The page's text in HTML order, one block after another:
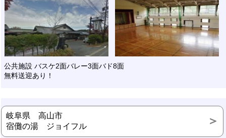
公共施設 バスケ2面バレー3面バド8面
無料送迎あり！
岐阜県 高山市
宿儺の湯 ジョイフル